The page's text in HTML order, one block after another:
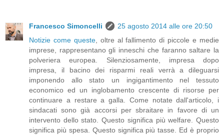
Francesco Simoncelli
25 agosto 2014 alle ore 20:50
Notizie come queste, oltre al fallimento di piccole e medie
imprese, rappresentano gli inneschi che faranno saltare la
polveriera europea. Silenziosamente, impresa dopo
impresa, il bacino dei risparmi reali verrà a dileguarsi
imponendo allo stato un ingigantimento nel tessuto
economico ed un inglobamento crescente di risorse per
continuare a restare a galla. Come notate dall'articolo, i
sindacati sono già accorsi per sbraitare in favore di un
intervento dello stato. Questo significa più welfare. Questo
significa più spesa. Questo significa più tasse. Ed è proprio